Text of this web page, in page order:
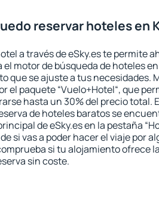
reservar hoteles en
a través de eSky.es te permite
motor de búsqueda de hoteles
que se ajuste a tus necesidades.
el paquete “Vuelo+Hotel“, que
hasta un 30% del precio total.
de hoteles baratos se
de eSky.es en la pestaña
si vas a poder hacer el viaje por
si tu alojamiento ofrece
sin coste.